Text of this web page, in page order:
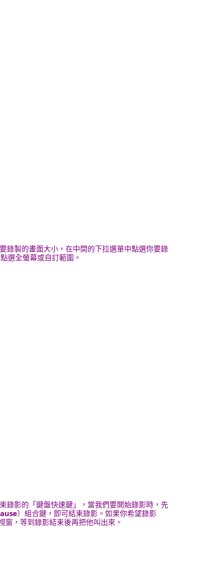
錄製的畫面大小，在中間的下拉選單中點選你要錄
選全螢幕或自訂範圍。
錄影的「鍵盤快速鍵」，當我們要開始錄影時，先
〕組合鍵，即可結束錄影。如果你希望錄影
，等到錄影結束後再把他叫出來。